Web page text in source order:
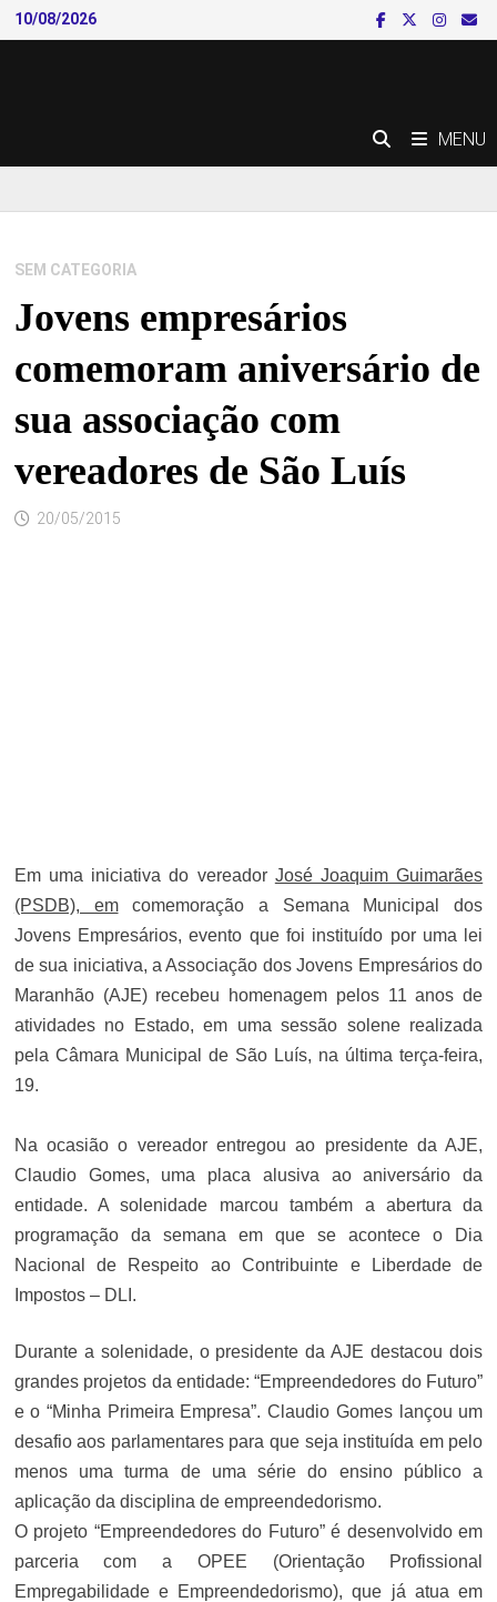
Skip
to
10/08/2026
MENU
SEM CATEGORIA
Jovens empresários
comemoram aniversário de
sua associação com
vereadores de São Luís
20/05/2015
Em uma iniciativa do vereador José Joaquim Guimarães
(PSDB), emcomemoração a Semana Municipal dos
Jovens Empresários, evento que foi instituído por uma lei
de sua iniciativa, a Associação dos Jovens Empresários do
Maranhão (AJE) recebeu homenagem pelos 11 anos de
atividades no Estado, em uma sessão solene realizada
pela Câmara Municipal de São Luís, na última terça-feira,
19.
Na ocasião o vereador entregou ao presidente da AJE,
Claudio Gomes, uma placa alusiva ao aniversário da
entidade. A solenidade marcou também a abertura da
programação da semana em que se acontece o Dia
Nacional de Respeito ao Contribuinte e Liberdade de
Impostos – DLI.
Durante a solenidade, o presidente da AJE destacou dois
grandes projetos da entidade: “Empreendedores do Futuro”
e o “Minha Primeira Empresa”. Claudio Gomes lançou um
desafio aos parlamentares para que seja instituída em pelo
menos uma turma de uma série do ensino público a
aplicação da disciplina de empreendedorismo.
O projeto “Empreendedores do Futuro” é desenvolvido em
parceria com a OPEE (Orientação Profissional
Empregabilidade e Empreendedorismo), que já atua em